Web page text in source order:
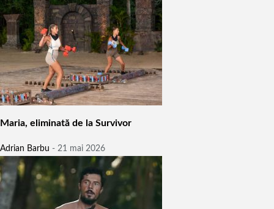
Maria, eliminată de la Survivor
Adrian Barbu - 21 mai 2026